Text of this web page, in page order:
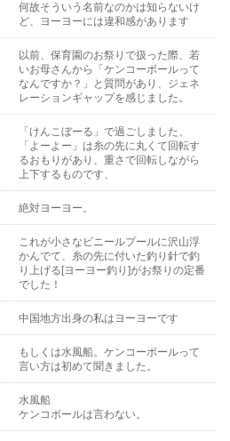
何故そういう名前なのかは知らないけ
ど、ヨーヨーには違和感があります
以前、保育園のお祭りで扱った際、若
いお母さんから「ケンコーボールって
なんですか？」と質問があり、ジェネ
レーションギャップを感じました。
「けんこぼーる」で過ごしました、
「よーよー」は糸の先に丸くて回転す
るおもりがあり、重さで回転しながら
上下するものです、
絶対ヨーヨー。
これが小さなビニールプールに沢山浮
かんでて、糸の先に付いた釣り針で釣
り上げる[ヨーヨー釣り]がお祭りの定番
でした！
中国地方出身の私はヨーヨーです
もしくは水風船。ケンコーボールって
言い方は初めて聞きました。
水風船
ケンコボールは言わない。